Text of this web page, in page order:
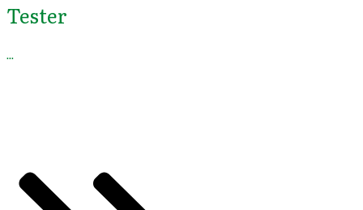
Tester
...